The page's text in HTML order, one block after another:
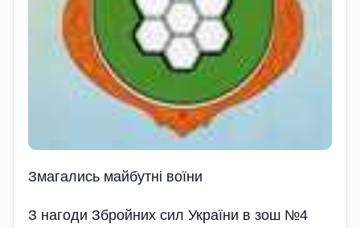
Змагались майбутні воїни
З нагоди Збройних сил України в зош №4